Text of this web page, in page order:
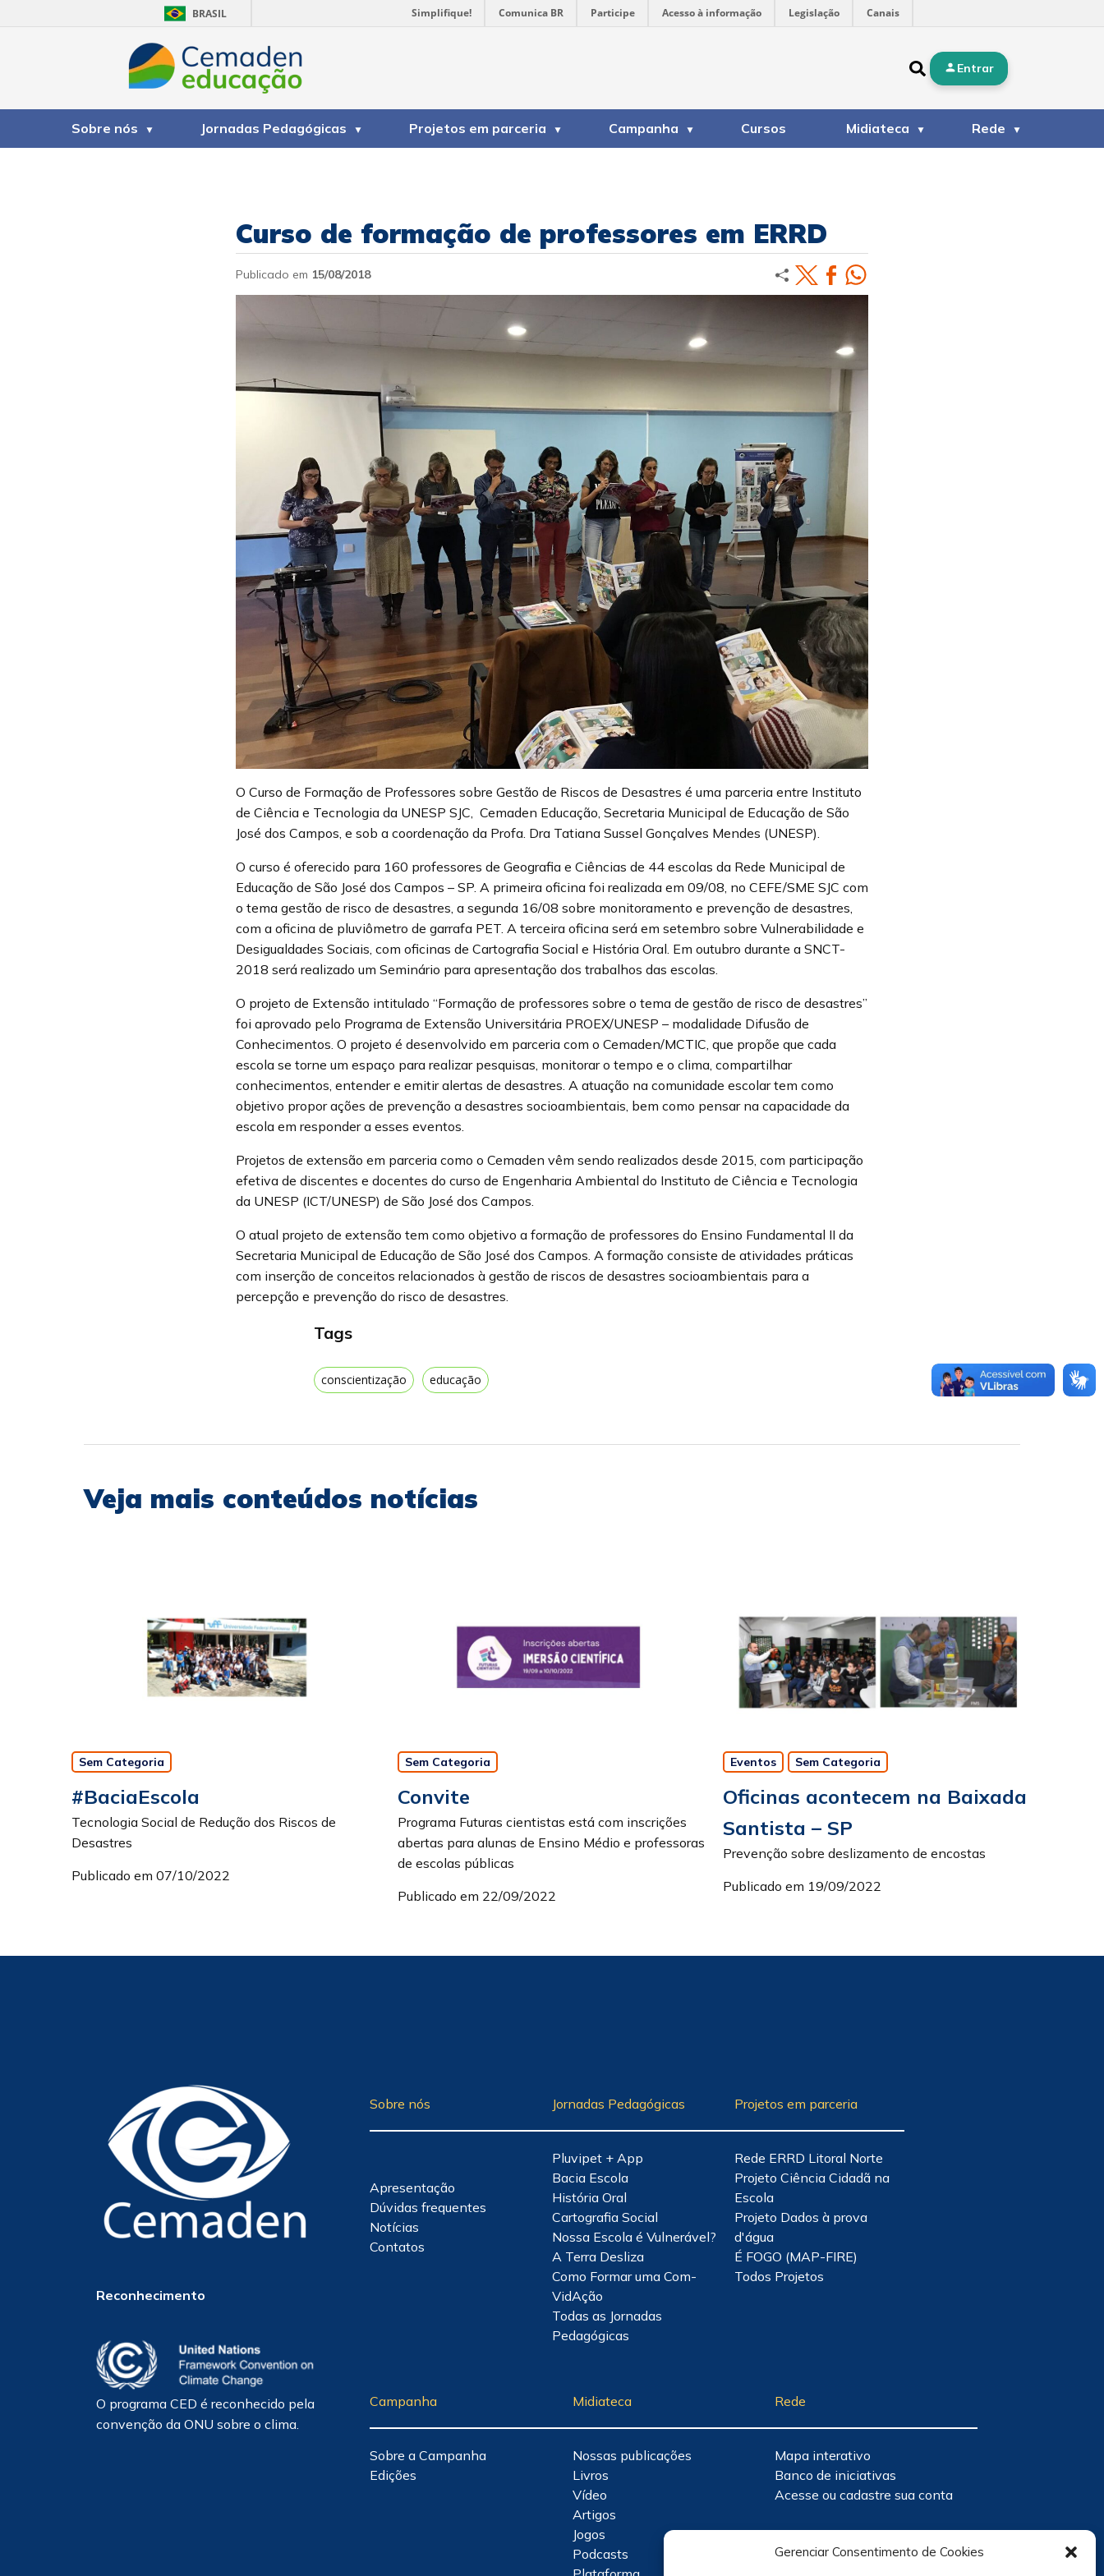
Gerenciar Consentimento de Cookies
BRASIL Simplifique! Comunica BR Participe Acesso à informação Legislação Canais
Entrar
Sobre nós Jornadas Pedagógicas Projetos em parceria Campanha Cursos Midiateca Rede
Curso de formação de professores em ERRD
Publicado em 15/08/2018
O Curso de Formação de Professores sobre Gestão de Riscos de Desastres é uma parceria entre Instituto
de Ciência e Tecnologia da UNESP SJC, Cemaden Educação, Secretaria Municipal de Educação de São
José dos Campos, e sob a coordenação da Profa. Dra Tatiana Sussel Gonçalves Mendes (UNESP).
O curso é oferecido para 160 professores de Geografia e Ciências de 44 escolas da Rede Municipal de
Educação de São José dos Campos – SP. A primeira oficina foi realizada em 09/08, no CEFE/SME SJC com
o tema gestão de risco de desastres, a segunda 16/08 sobre monitoramento e prevenção de desastres,
com a oficina de pluviômetro de garrafa PET. A terceira oficina será em setembro sobre Vulnerabilidade e
Desigualdades Sociais, com oficinas de Cartografia Social e História Oral. Em outubro durante a SNCT-
2018 será realizado um Seminário para apresentação dos trabalhos das escolas.
O projeto de Extensão intitulado “Formação de professores sobre o tema de gestão de risco de desastres”
foi aprovado pelo Programa de Extensão Universitária PROEX/UNESP – modalidade Difusão de
Conhecimentos. O projeto é desenvolvido em parceria com o Cemaden/MCTIC, que propõe que cada
escola se torne um espaço para realizar pesquisas, monitorar o tempo e o clima, compartilhar
conhecimentos, entender e emitir alertas de desastres. A atuação na comunidade escolar tem como
objetivo propor ações de prevenção a desastres socioambientais, bem como pensar na capacidade da
escola em responder a esses eventos.
Projetos de extensão em parceria como o Cemaden vêm sendo realizados desde 2015, com participação
efetiva de discentes e docentes do curso de Engenharia Ambiental do Instituto de Ciência e Tecnologia
da UNESP (ICT/UNESP) de São José dos Campos.
O atual projeto de extensão tem como objetivo a formação de professores do Ensino Fundamental II da
Secretaria Municipal de Educação de São José dos Campos. A formação consiste de atividades práticas
com inserção de conceitos relacionados à gestão de riscos de desastres socioambientais para a
percepção e prevenção do risco de desastres.
Tags
conscientização educação
Veja mais conteúdos notícias
Sem Categoria
#BaciaEscola
Tecnologia Social de Redução dos Riscos de
Desastres
Publicado em 07/10/2022
Sem Categoria
Convite
Programa Futuras cientistas está com inscrições
abertas para alunas de Ensino Médio e professoras
de escolas públicas
Publicado em 22/09/2022
Eventos Sem Categoria
Oficinas acontecem na Baixada
Santista – SP
Prevenção sobre deslizamento de encostas
Publicado em 19/09/2022
Reconhecimento
O programa CED é reconhecido pela
convenção da ONU sobre o clima.
Sobre nós
Apresentação
Dúvidas frequentes
Notícias
Contatos
Jornadas Pedagógicas
Pluvipet + App
Bacia Escola
História Oral
Cartografia Social
Nossa Escola é Vulnerável?
A Terra Desliza
Como Formar uma Com-
VidAção
Todas as Jornadas
Pedagógicas
Projetos em parceria
Rede ERRD Litoral Norte
Projeto Ciência Cidadã na
Escola
Projeto Dados à prova
d'água
É FOGO (MAP-FIRE)
Todos Projetos
Campanha
Sobre a Campanha
Edições
Midiateca
Nossas publicações
Livros
Vídeo
Artigos
Jogos
Podcasts
Rede
Mapa interativo
Banco de iniciativas
Acesse ou cadastre sua conta